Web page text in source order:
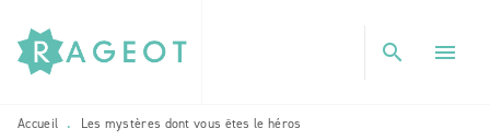
MENU RECHERCHE
PIED DE PAGE
search menu
Accueil • Les mystères dont vous êtes le héros